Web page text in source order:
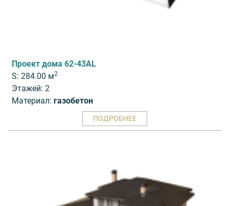
Проект дома 62-43AL
S: 284.00 м2
Этажей: 2
Материал: газобетон
ПОДРОБНЕЕ